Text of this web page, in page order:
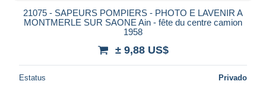
21075 - SAPEURS POMPIERS - PHOTO E LAVENIR A
MONTMERLE SUR SAONE Ain - fête du centre camion
1958
± 9,88 US$
Estatus Privado